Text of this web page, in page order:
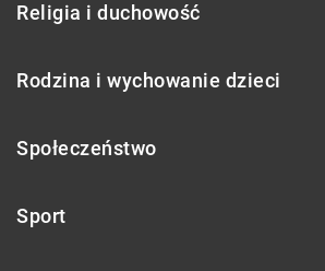
Religia i duchowość
Rodzina i wychowanie dzieci
Społeczeństwo
Sport